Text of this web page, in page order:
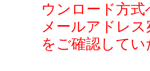
ウンロード方
メールアドレ
をご確認して